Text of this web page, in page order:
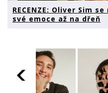
RECENZE: Oliver Sim
své emoce až na dřeň